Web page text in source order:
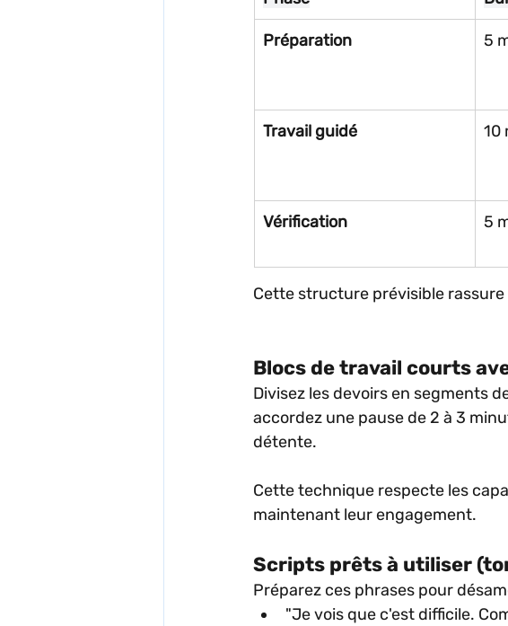
Préparation 5
Travail guidé 10
Vérification 5
Cette structure prévisible
Blocs de travail courts
Divisez les devoirs en segments
accordez une pause de 2 à 3
détente.
Cette technique respecte les
maintenant leur engagement.
Scripts prêts à utiliser
Préparez ces phrases pour
"Je vois que c'est difficile.